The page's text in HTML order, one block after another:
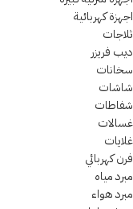
اجهزة كهربائية
ثلاجات
ديب فريزر
سخانات
شاشات
شفاطات
غسالات
غلايات
فرن كهربائي
مبرد مياه
مبرد هواء